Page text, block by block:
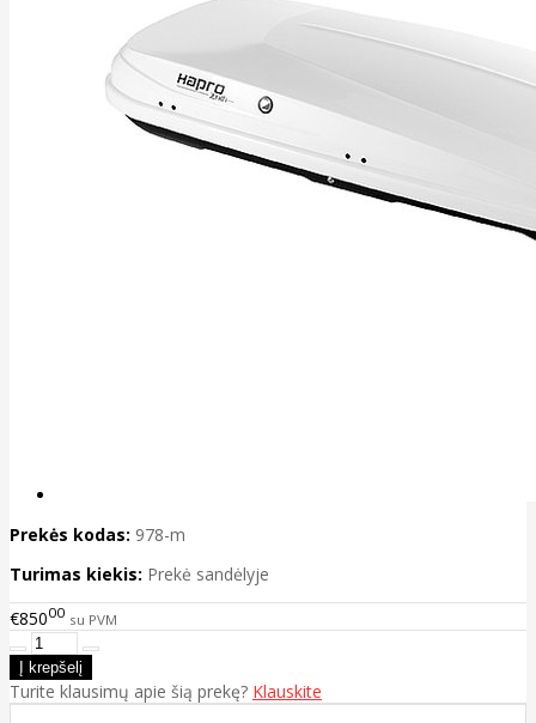
Prekės kodas: 978-m
Turimas kiekis: Prekė sandėlyje
€85000 su PVM
Turite klausimų apie šią prekę? Klauskite